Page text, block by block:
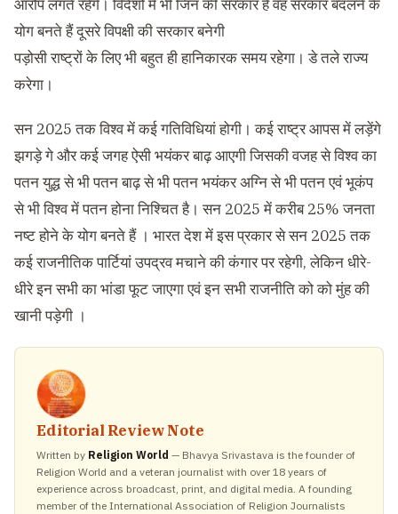
आरोप लगते रहेंगे। विदेशों में भी जिन की सरकार है वह सरकार बदलने के
योग बनते हैं दूसरे विपक्षी की सरकार बनेगी
पड़ोसी राष्ट्रों के लिए भी बहुत ही हानिकारक समय रहेगा। डे तले राज्य
करेगा।
सन 2025 तक विश्व में कई गतिविधियां होगी। कई राष्ट्र आपस में लड़ेंगे
झगड़े गे और कई जगह ऐसी भयंकर बाढ़ आएगी जिसकी वजह से विश्व का
पतन युद्ध से भी पतन बाढ़ से भी पतन भयंकर अग्नि से भी पतन एवं भूकंप
से भी विश्व में पतन होना निश्चित है। सन 2025 में करीब 25% जनता
नष्ट होने के योग बनते हैं । भारत देश में इस प्रकार से सन 2025 तक
कई राजनीतिक पार्टियां उपद्रव मचाने की कंगार पर रहेगी, लेकिन धीरे-
धीरे इन सभी का भांडा फूट जाएगा एवं इन सभी राजनीति को को मुंह की
खानी पड़ेगी ।
Editorial Review Note
Written by Religion World — Bhavya Srivastava is the founder of
Religion World and a veteran journalist with over 18 years of
experience across broadcast, print, and digital media. A founding
member of the International Association of Religion Journalists